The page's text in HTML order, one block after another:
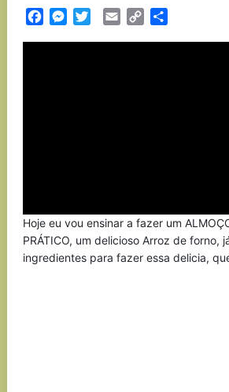
FacebookMessenger
TwitterEmail Copy
Hoje eu vou ensinar a fazer um
PRÁTICO, um delicioso Arroz de forno,
ingredientes para fazer essa delicia,